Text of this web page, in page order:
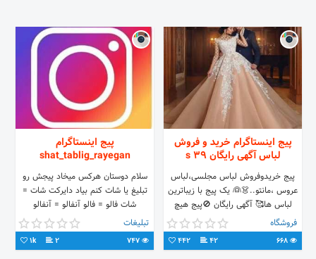
یادت نره🍃
پیج اینستاگرام خرید و فروش
لباس آگهی رایگان 39 s
پیج خریدوفروش لباس مجلسی،لباس
عروس ،مانتو..👗👰 یک پیج با زیباترین
لباس ها🥰 آگهی رایگان 🚫پیج هیچ
مسئولیتی در قبال خرید و فروش شما
ندارد🚫
فروشگاه
42
442
پیج اینستاگرام
shat_tablig_rayegan
سلام دوستان هرکس میخاد پیجش رو
تبلیغ یا شات کنم بیاد دایرکت شات =
شات فالو = فالو آنفالو = آنفالو
تبلیغات
2
1k